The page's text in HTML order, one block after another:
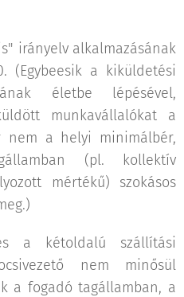
irányelv alkalmazásának
(Egybeesik a kiküldetési
életbe lépésével,
munkavállalókat a
nem a helyi minimálbér,
(pl. kollektív
mértékű) szokásos
a kétoldalú szállítási
nem minősül
a fogadó tagállamban, a